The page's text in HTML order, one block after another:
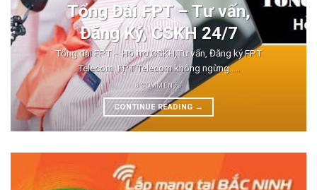
Tổng Đài FPT – Tư vấn,
Đăng Ký, CSKH 24/7
Tổng đài FPT – Hỗ trợ CSKH,Tư vấn, Đăng ký FPT
Telecom FPT Telecom không ngừng.....
8 COMMENTS
CONTINUE READING →